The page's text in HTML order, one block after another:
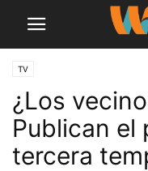
TV
¿Los
Publican el
tercera